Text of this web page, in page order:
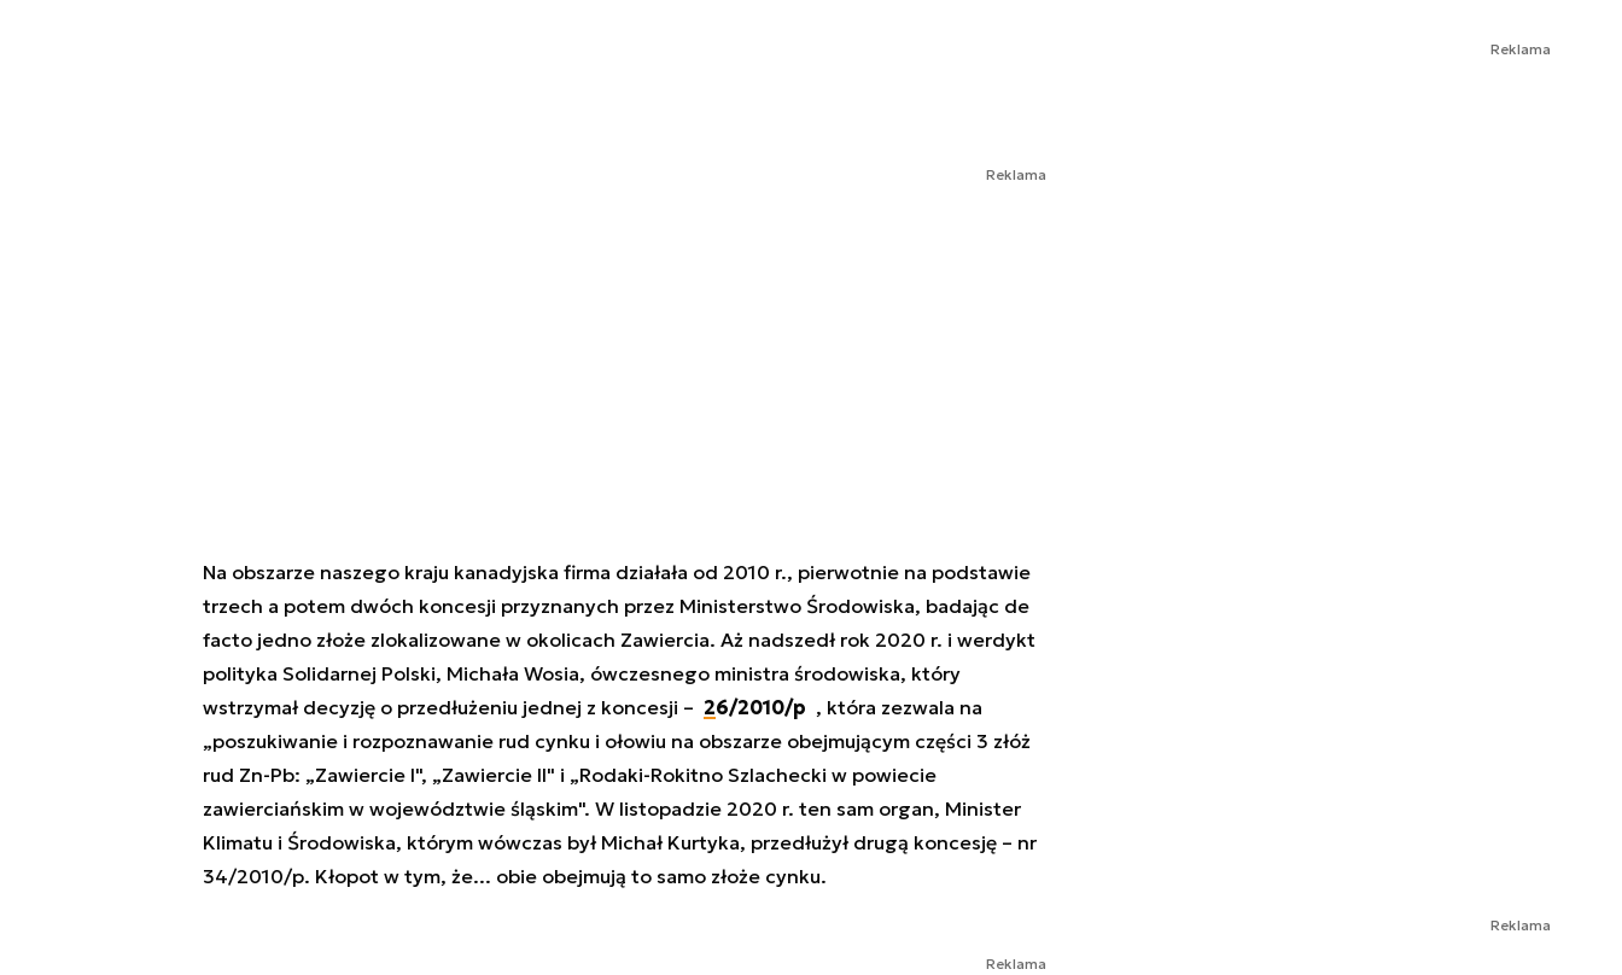
Reklama
Na obszarze naszego kraju kanadyjska firma działała od 2010 r., pierwotnie na podstawie
trzech a potem dwóch koncesji przyznanych przez Ministerstwo Środowiska, badając de
facto jedno złoże zlokalizowane w okolicach Zawiercia. Aż nadszedł rok 2020 r. i werdykt
polityka Solidarnej Polski, Michała Wosia, ówczesnego ministra środowiska, który
wstrzymał decyzję o przedłużeniu jednej z koncesji – 26/2010/p , która zezwala na
„poszukiwanie i rozpoznawanie rud cynku i ołowiu na obszarze obejmującym części 3 złóż
rud Zn-Pb: „Zawiercie I", „Zawiercie II" i „Rodaki-Rokitno Szlachecki w powiecie
zawierciańskim w województwie śląskim". W listopadzie 2020 r. ten sam organ, Minister
Klimatu i Środowiska, którym wówczas był Michał Kurtyka, przedłużył drugą koncesję – nr
34/2010/p. Kłopot w tym, że... obie obejmują to samo złoże cynku.
Reklama
Reklama
Reklama